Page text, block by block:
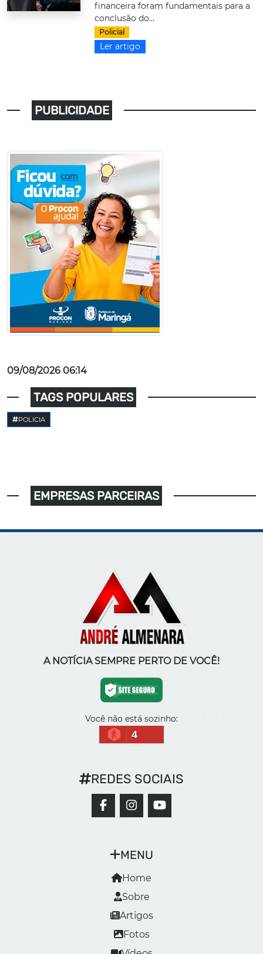
financeira foram fundamentais para a
conclusão do...
Policial
Ler artigo
PUBLICIDADE
09/08/2026 06:14
TAGS POPULARES
POLICIA
EMPRESAS PARCEIRAS
A NOTÍCIA SEMPRE PERTO DE VOCÊ!
Você não está sozinho:
4
MENU
Home
Sobre
Artigos
Fotos
REDES SOCIAIS